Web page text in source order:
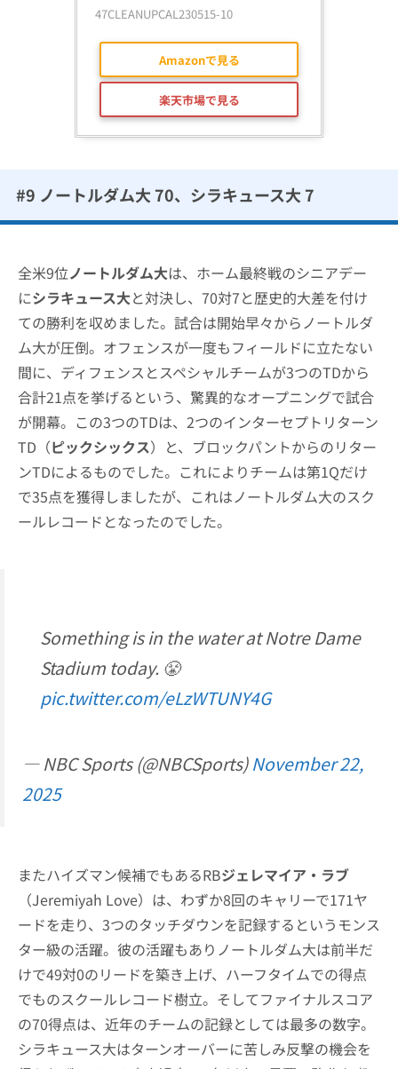
47CLEANUPCAL230515-10
Amazonで見る
楽天市場で見る
#9 ノートルダム大 70、シラキュース大 7
全米9位ノートルダム大は、ホーム最終戦のシニアデー
にシラキュース大と対決し、70対7と歴史的大差を付け
ての勝利を収めました。試合は開始早々からノートルダ
ム大が圧倒。オフェンスが一度もフィールドに立たない
間に、ディフェンスとスペシャルチームが3つのTDから
合計21点を挙げるという、驚異的なオープニングで試合
が開幕。この3つのTDは、2つのインターセプトリターン
TD（ピックシックス）と、ブロックパントからのリター
ンTDによるものでした。これによりチームは第1Qだけ
で35点を獲得しましたが、これはノートルダム大のスク
ールレコードとなったのでした。
Something is in the water at Notre Dame
Stadium today. 😤
pic.twitter.com/eLzWTUNY4G
— NBC Sports (@NBCSports)November 22,
2025
またハイズマン候補でもあるRBジェレマイア・ラブ
（Jeremiyah Love）は、わずか8回のキャリーで171ヤ
ードを走り、3つのタッチダウンを記録するというモンス
ター級の活躍。彼の活躍もありノートルダム大は前半だ
けで49対0のリードを築き上げ、ハーフタイムでの得点
でものスクールレコード樹立。そしてファイナルスコア
の70得点は、近年のチームの記録としては最多の数字。
シラキュース大はターンオーバーに苦しみ反撃の機会を